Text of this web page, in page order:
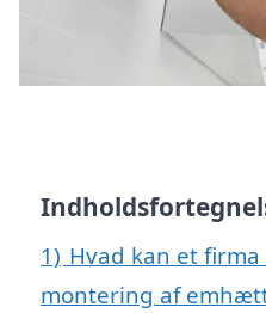
1) Hvad kan et
montering af